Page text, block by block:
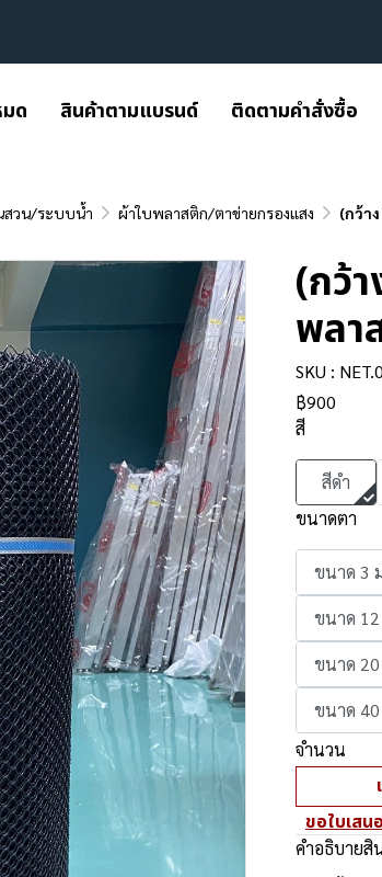
ด สินค้าตามแบรนด์ ติดตามคำสั่งซื้อ
สวน/ระบบน้ำ ผ้าใบพลาสติก/ตาข่ายกรองแสง (กว้า
(กว้
พลา
SKU :
฿900
สี
สีดำ
ขนาดตา
ขนาด 3
ขนาด
ขนาด
ขนาด
จำนวน
ขอใบเสน
คำอธิบายสิ